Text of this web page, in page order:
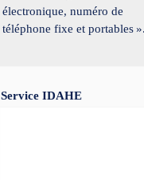
électronique, numéro de
téléphone fixe et portables
Service IDAHE